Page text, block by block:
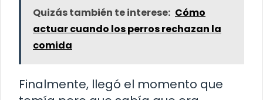
Quizás también te interese: Cómo
actuar cuando los perros rechazan la
comida
Finalmente, llegó el momento que